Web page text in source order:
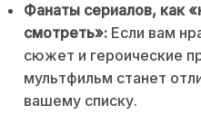
Фанаты сериалов, как
смотреть»: Если вам
сюжет и героические
мультфильм станет
вашему списку.